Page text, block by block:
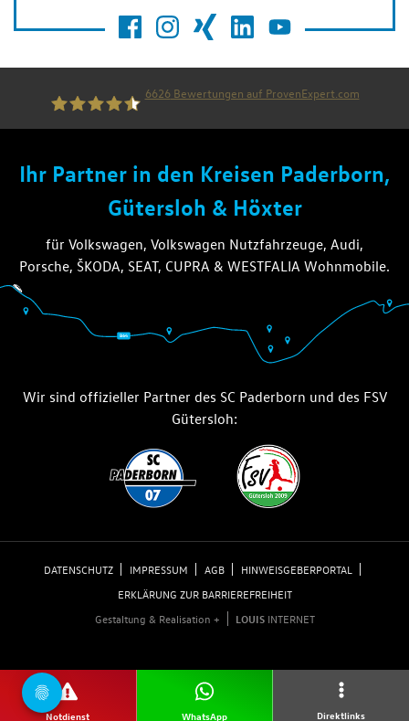
Notdienst WhatsApp Direktlinks
6626 Bewertungen auf ProvenExpert.com
Ihr Partner in den Kreisen Paderborn,
Gütersloh & Höxter
für Volkswagen, Volkswagen Nutzfahrzeuge, Audi,
Porsche, ŠKODA, SEAT, CUPRA & WESTFALIA Wohnmobile.
Wir sind offizieller Partner des SC Paderborn und des FSV
Gütersloh:
DATENSCHUTZ IMPRESSUM AGB
HINWEISGEBERPORTAL
ERKLÄRUNG ZUR BARRIEREFREIHEIT
Gestaltung & Realisation +
LOUISINTERNET